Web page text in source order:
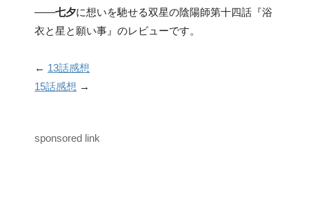
――七夕に想いを馳せる双星の陰陽師第十四話『浴
衣と星と願い事』のレビューです。
← 13話感想
15話感想 →
sponsored link